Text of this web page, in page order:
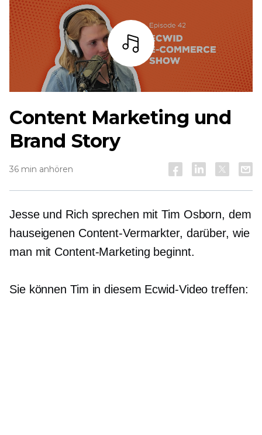
Zuhören
Content Marketing und
Brand Story
36 min anhören
Jesse und Rich sprechen mit Tim Osborn, dem
hauseigenen Content-Vermarkter, darüber, wie
man mit Content-Marketing beginnt.
Sie können Tim in diesem Ecwid-Video treffen: